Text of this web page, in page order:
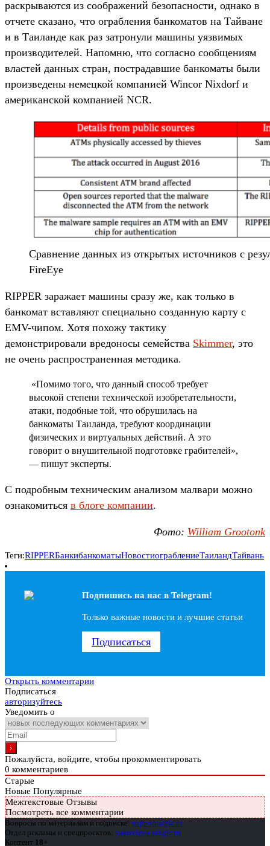
раскрываются из соображений безопасности, однако в
отчете сказано, что ограбления банкоматов на Тайване
и в Таиланде как раз затронули машины уязвимых
производителей. Напомню, что согласно сообщениям
властей данных стран, пострадавшие банкоматы были
произведены немецкой компанией Wincor Nixdorf и
американской компанией NCR.
Сравнение данных из открытых источников с
FireEye
RIPPER заражает машины сразу же, как только в
банкомат вставляют специально созданную карту с
EMV-чипом. Хотя похожу тактику
демонстрировали вредоносы семейства Skimmer, это
не очень распространенная методика.
«Помимо того, что данный способ требует
высокой степени технической изобретательности,
атаки, подобные той, что обрушилась на
банкоматы Таиланда, требуют координации
физических и виртуальных действий. А это
говорит о внушительной подготовке грабителей»,
— пишут эксперты.
С подробным техническим анализом малвари можно
ознакомиться в блоге компании.
Фото: William Grootonk
Теги:RIPPERБанкибанкоматыНовостиограблениеТаиландТайвань
Подпишись на наc в Telegram!
Только важные новости и лучшие статьи
Подписаться
Открыть комментарии
Подписаться
авторизуйтесь
Уведомить о
Пожалуйста, войдите, чтобы прокомментировать
0 комментариев
Старые
Новые Популярные
Межтекстовые Отзывы
Посмотреть все комментарии
Вопросы по материалам и подписке: support@glc.ru
Отдел рекламы и спецпроектов: yakovleva.a@glc.ru
Контент 18+